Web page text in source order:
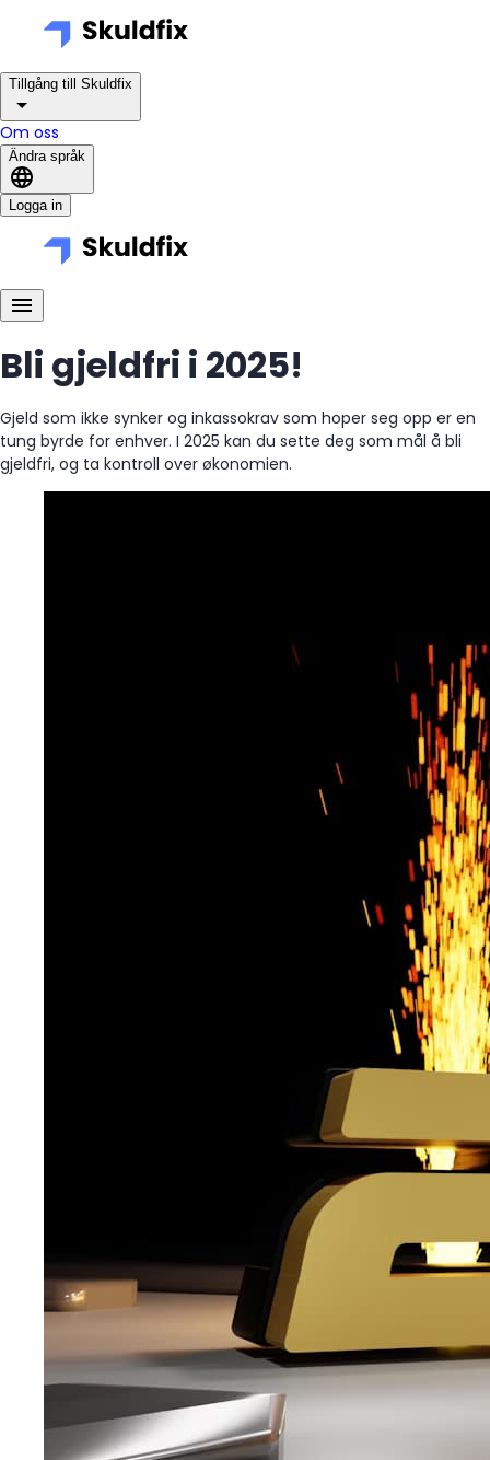
Tillgång till Skuldfix
Om oss
Ändra språk
Logga in
Bli gjeldfri i 2025!
Gjeld som ikke synker og inkassokrav som hoper seg opp er en
tung byrde for enhver. I 2025 kan du sette deg som mål å bli
gjeldfri, og ta kontroll over økonomien.